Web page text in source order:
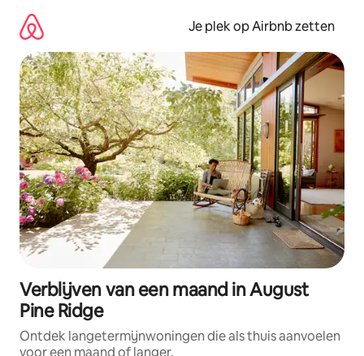
direct
naar
inhoud
Je plek op Airbnb zetten
Verblijven van een maand in August
Pine Ridge
Ontdek langetermijnwoningen die als thuis aanvoelen
voor een maand of langer.